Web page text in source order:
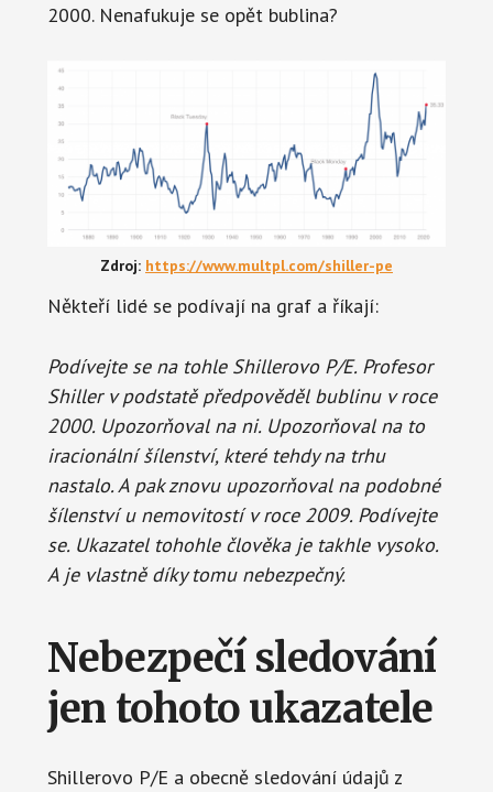
2000. Nenafukuje se opět bublina?
Zdroj: https://www.multpl.com/shiller-pe
Někteří lidé se podívají na graf a říkají:
Podívejte se na tohle Shillerovo P/E. Profesor
Shiller v podstatě předpověděl bublinu v roce
2000. Upozorňoval na ni. Upozorňoval na to
iracionální šílenství, které tehdy na trhu
nastalo. A pak znovu upozorňoval na podobné
šílenství u nemovitostí v roce 2009. Podívejte
se. Ukazatel tohohle člověka je takhle vysoko.
A je vlastně díky tomu nebezpečný.
Nebezpečí sledování
jen tohoto ukazatele
Shillerovo P/E a obecně sledování údajů z